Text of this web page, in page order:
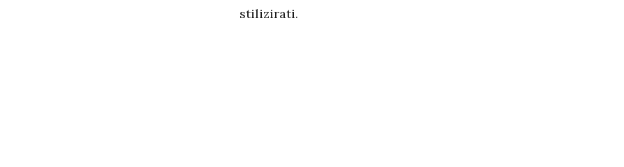
stilizirati.